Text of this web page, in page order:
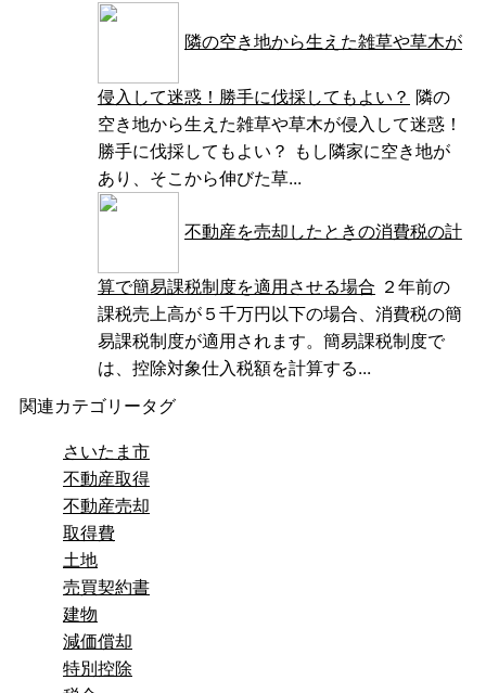
隣の空き地から生えた雑草や草木が
侵入して迷惑！勝手に伐採してもよい？ 隣の
空き地から生えた雑草や草木が侵入して迷惑！
勝手に伐採してもよい？ もし隣家に空き地が
あり、そこから伸びた草...
不動産を売却したときの消費税の計
算で簡易課税制度を適用させる場合 ２年前の
課税売上高が５千万円以下の場合、消費税の簡
易課税制度が適用されます。簡易課税制度で
は、控除対象仕入税額を計算する...
関連カテゴリータグ
さいたま市
不動産取得
不動産売却
取得費
土地
売買契約書
建物
減価償却
特別控除